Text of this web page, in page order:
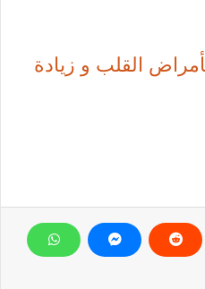
القلب و زيادة